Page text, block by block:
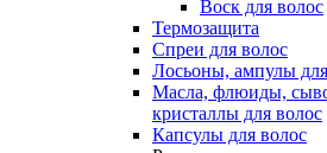
Воск для волос
Термозащита
Спреи для волос
Лосьоны, ампулы
Масла, флюиды,
кристаллы для волос
Капсулы для волос